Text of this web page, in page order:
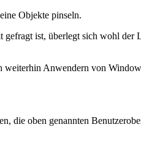
Objekte pinseln.
ist, überlegt sich wohl der
weiterhin Anwendern von
die oben genannten